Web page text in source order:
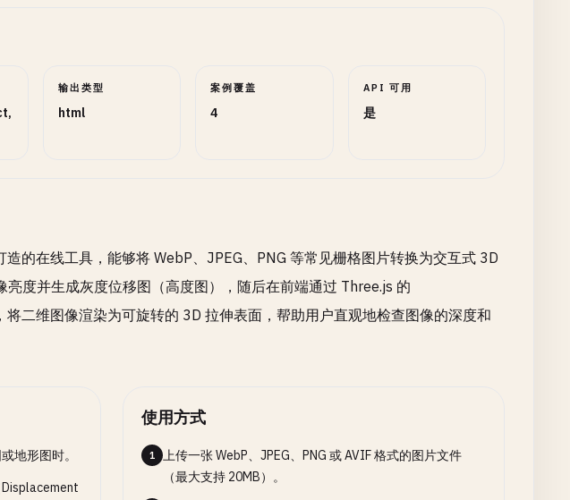
输出类型
html
案例覆盖
4
API 可用
是
的在线工具，能够将 WebP、JPEG、PNG 等常见栅格图片转换为交互式 3D
度并生成灰度位移图（高度图），随后在前端通过 Three.js 的
二维图像渲染为可旋转的 3D 拉伸表面，帮助用户直观地检查图像的深度和
地形图时。
使用方式
1
上传一张 WebP、JPEG、PNG 或 AVIF 格式的图片文件
（最大支持 20MB）。